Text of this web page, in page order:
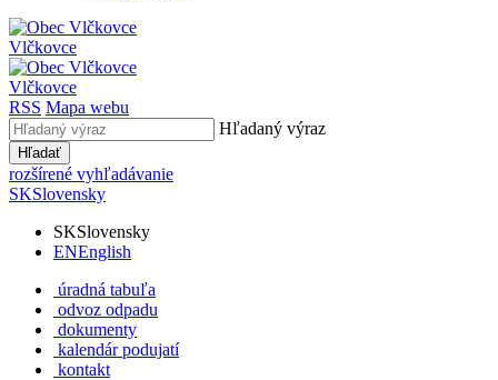
Vlčkovce
Vlčkovce
RSS Mapa webu
Hľadaný výraz
Hľadať
rozšírené vyhľadávanie
SKSlovensky
SKSlovensky
ENEnglish
úradná tabuľa
odvoz odpadu
dokumenty
kalendár podujatí
kontakt